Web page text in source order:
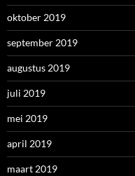
oktober 2019
september 2019
augustus 2019
juli 2019
mei 2019
april 2019
maart 2019